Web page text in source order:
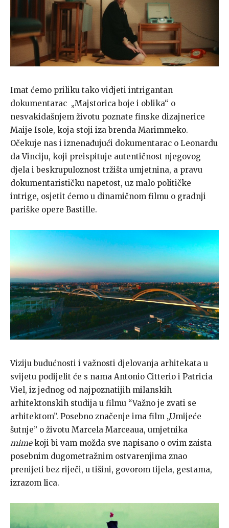
Imat ćemo priliku tako vidjeti intrigantan
dokumentarac „Majstorica boje i oblika“ o
nesvakidašnjem životu poznate finske dizajnerice
Maije Isole, koja stoji iza brenda Marimmeko.
Očekuje nas i iznenađujući dokumentarac o Leonardu
da Vinciju, koji preispituje autentičnost njegovog
djela i beskrupuloznost tržišta umjetnina, a pravu
dokumentarističku napetost, uz malo političke
intrige, osjetit ćemo u dinamičnom filmu o gradnji
pariške opere Bastille.
Viziju budućnosti i važnosti djelovanja arhitekata u
svijetu podijelit će s nama Antonio Citterio i Patricia
Viel, iz jednog od najpoznatijih milanskih
arhitektonskih studija u filmu “Važno je zvati se
arhitektom”. Posebno značenje ima film „Umijeće
šutnje” o životu Marcela Marceaua, umjetnika
mimekoji bi vam možda sve napisano o ovim zaista
posebnim dugometražnim ostvarenjima znao
prenijeti bez riječi, u tišini, govorom tijela, gestama,
izrazom lica.